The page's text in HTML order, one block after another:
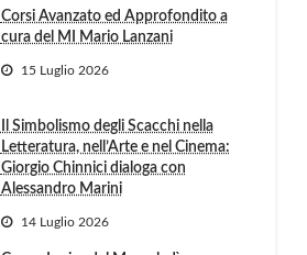
Corsi Avanzato ed Approfondito a
cura del MI Mario Lanzani
15 Luglio 2026
Il Simbolismo degli Scacchi nella
Letteratura, nell’Arte e nel Cinema:
Giorgio Chinnici dialoga con
Alessandro Marini
14 Luglio 2026